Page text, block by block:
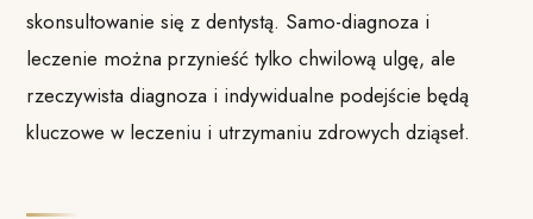
skonsultowanie się z dentystą. Samo-diagnoza i
leczenie można przynieść tylko chwilową ulgę, ale
rzeczywista diagnoza i indywidualne podejście będą
kluczowe w leczeniu i utrzymaniu zdrowych dziąseł.